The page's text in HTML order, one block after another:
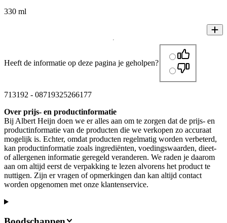
330 ml
Heeft de informatie op deze pagina je geholpen?
713192 - 08719325266177
Over prijs- en productinformatie
Bij Albert Heijn doen we er alles aan om te zorgen dat de prijs- en
productinformatie van de producten die we verkopen zo accuraat
mogelijk is. Echter, omdat producten regelmatig worden verbeterd,
kan productinformatie zoals ingrediënten, voedingswaarden, dieet-
of allergenen informatie geregeld veranderen. We raden je daarom
aan om altijd eerst de verpakking te lezen alvorens het product te
nuttigen. Zijn er vragen of opmerkingen dan kan altijd contact
worden opgenomen met onze klantenservice.